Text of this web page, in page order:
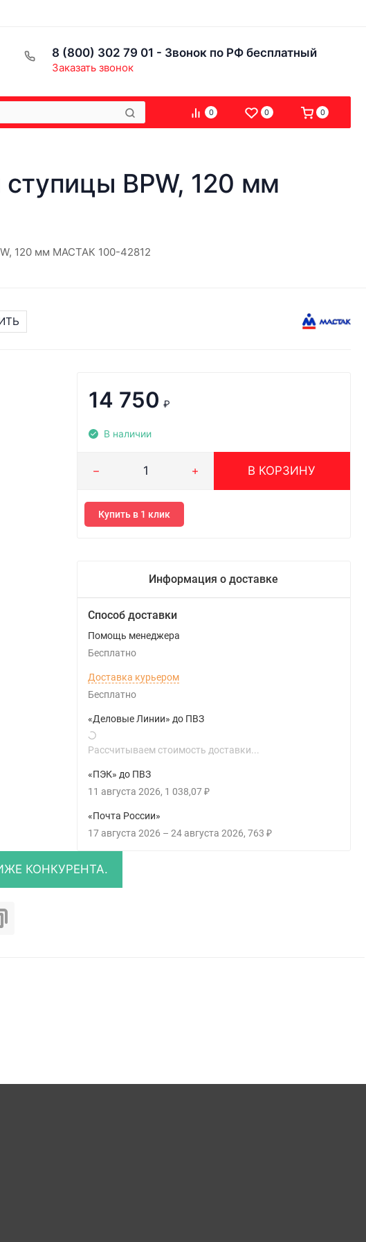
8 (800) 302 79 01 - Звонок по РФ бесплатный
Заказать звонок
0 0 0
ступицы BPW, 120 мм
120 мм МАСТАК 100-42812
14 750 ₽
В наличии
В КОРЗИНУ
Купить в 1 клик
Информация о доставке
Способ доставки
Помощь менеджера
Бесплатно
Доставка курьером
Бесплатно
«Деловые Линии» до ПВЗ
Рассчитываем стоимость доставки...
«ПЭК» до ПВЗ
11 августа 2026 1 038,07₽
«Почта России»
17 августа 2026 – 24 августа 2026 763₽